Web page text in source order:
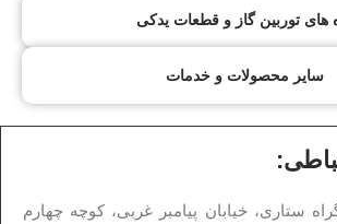
های توربین گاز و قطعات یدکی
سایر محصولات و خدمات
ستاری، خیابان پیامبر غربی، کوچه چهارم